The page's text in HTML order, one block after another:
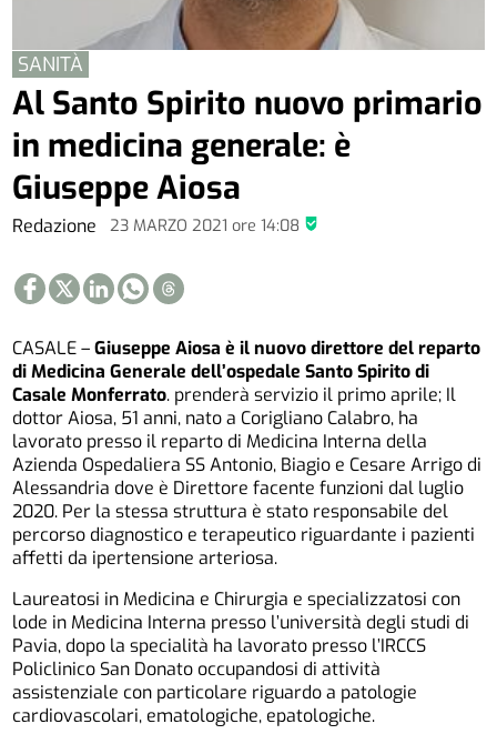
Redazione 23 MARZO 2021ore 14:08
SANITÀ
Al Santo Spirito nuovo primario
in medicina generale: è
Giuseppe Aiosa
CASALE –Giuseppe Aiosa è il nuovo direttore del reparto
di Medicina Generale dell’ospedale Santo Spirito di
Casale Monferrato. prenderà servizio il primo aprile; Il
dottor Aiosa, 51 anni, nato a Corigliano Calabro, ha
lavorato presso il reparto di Medicina Interna della
Azienda Ospedaliera SS Antonio, Biagio e Cesare Arrigo di
Alessandria dove è Direttore facente funzioni dal luglio
2020. Per la stessa struttura è stato responsabile del
percorso diagnostico e terapeutico riguardante i pazienti
affetti da ipertensione arteriosa.
Laureatosi in Medicina e Chirurgia e specializzatosi con
lode in Medicina Interna presso l’università degli studi di
Pavia, dopo la specialità ha lavorato presso l’IRCCS
Policlinico San Donato occupandosi di attività
assistenziale con particolare riguardo a patologie
cardiovascolari, ematologiche, epatologiche.